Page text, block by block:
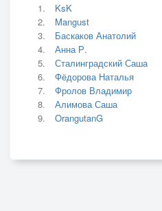
KsK
Mangust
Баскаков Анатолий
Анна Р.
Сталинградский Саша
Фёдорова Наталья
Фролов Владимир
Алимова Саша
OrangutanG